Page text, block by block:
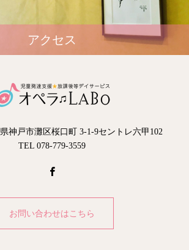
アクセス
神戸市灘区桜口町 3-1-9セントレ六甲102
TEL 078-779-3559
お問い合わせはこちら